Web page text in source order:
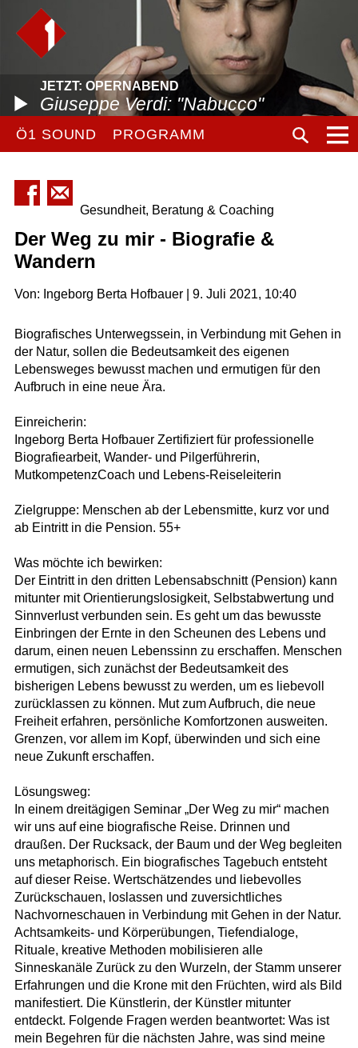
JETZT: OPERNABEND
Giuseppe Verdi: "Nabucco"
Ö1 SOUND PROGRAMM
Gesundheit, Beratung & Coaching
Der Weg zu mir - Biografie &
Wandern
Von: Ingeborg Berta Hofbauer | 9. Juli 2021, 10:40
Biografisches Unterwegssein, in Verbindung mit Gehen in
der Natur, sollen die Bedeutsamkeit des eigenen
Lebensweges bewusst machen und ermutigen für den
Aufbruch in eine neue Ära.
Einreicherin:
Ingeborg Berta Hofbauer Zertifiziert für professionelle
Biografiearbeit, Wander- und Pilgerführerin,
MutkompetenzCoach und Lebens-Reiseleiterin
Zielgruppe: Menschen ab der Lebensmitte, kurz vor und
ab Eintritt in die Pension. 55+
Was möchte ich bewirken:
Der Eintritt in den dritten Lebensabschnitt (Pension) kann
mitunter mit Orientierungslosigkeit, Selbstabwertung und
Sinnverlust verbunden sein. Es geht um das bewusste
Einbringen der Ernte in den Scheunen des Lebens und
darum, einen neuen Lebenssinn zu erschaffen. Menschen
ermutigen, sich zunächst der Bedeutsamkeit des
bisherigen Lebens bewusst zu werden, um es liebevoll
zurücklassen zu können. Mut zum Aufbruch, die neue
Freiheit erfahren, persönliche Komfortzonen ausweiten.
Grenzen, vor allem im Kopf, überwinden und sich eine
neue Zukunft erschaffen.
Lösungsweg:
In einem dreitägigen Seminar „Der Weg zu mir“ machen
wir uns auf eine biografische Reise. Drinnen und
draußen. Der Rucksack, der Baum und der Weg begleiten
uns metaphorisch. Ein biografisches Tagebuch entsteht
auf dieser Reise. Wertschätzendes und liebevolles
Zurückschauen, loslassen und zuversichtliches
Nachvorneschauen in Verbindung mit Gehen in der Natur.
Achtsamkeits- und Körperübungen, Tiefendialoge,
Rituale, kreative Methoden mobilisieren alle
Sinneskanäle Zurück zu den Wurzeln, der Stamm unserer
Erfahrungen und die Krone mit den Früchten, wird als Bild
manifestiert. Die Künstlerin, der Künstler mitunter
entdeckt. Folgende Fragen werden beantwortet: Was ist
mein Begehren für die nächsten Jahre, was sind meine